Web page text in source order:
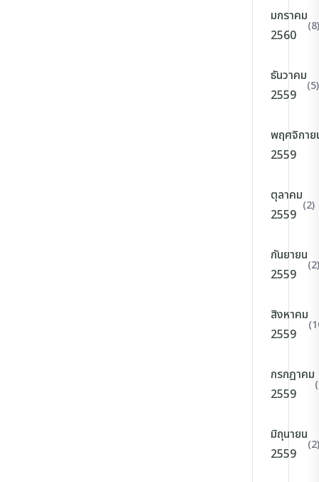
มกราคม
2560
(8)
ธันวาคม
2559
(5)
พฤศจิกาย
2559
ตุลาคม
2559
(2)
กันยายน
2559
(2)
สิงหาคม
2559
กรกฎาคม
2559
มิถุนายน
2559
(2)